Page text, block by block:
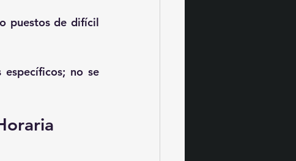
puestos de difícil
no se